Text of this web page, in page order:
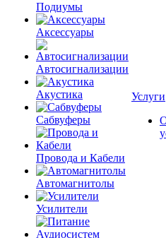
Подиумы
Аксессуары
Автосигнализации
Акустика
Сабвуферы
Провода и Кабели
Автомагнитолы
Усилители
Услуги